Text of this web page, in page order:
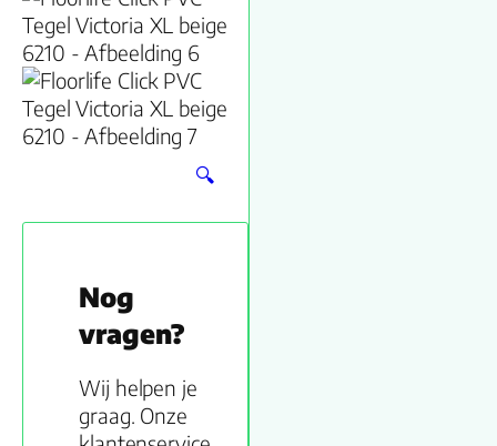
🔍
Nog
vragen?
Wij helpen je
graag. Onze